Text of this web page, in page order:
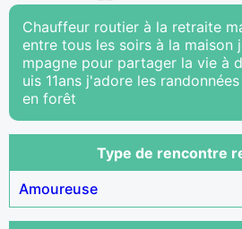
Chauffeur routier à la retraite
entre tous les soirs à la maison
mpagne pour partager la vie à
uis 11ans j'adore les
en forêt
Type de rencontre
Amoureuse